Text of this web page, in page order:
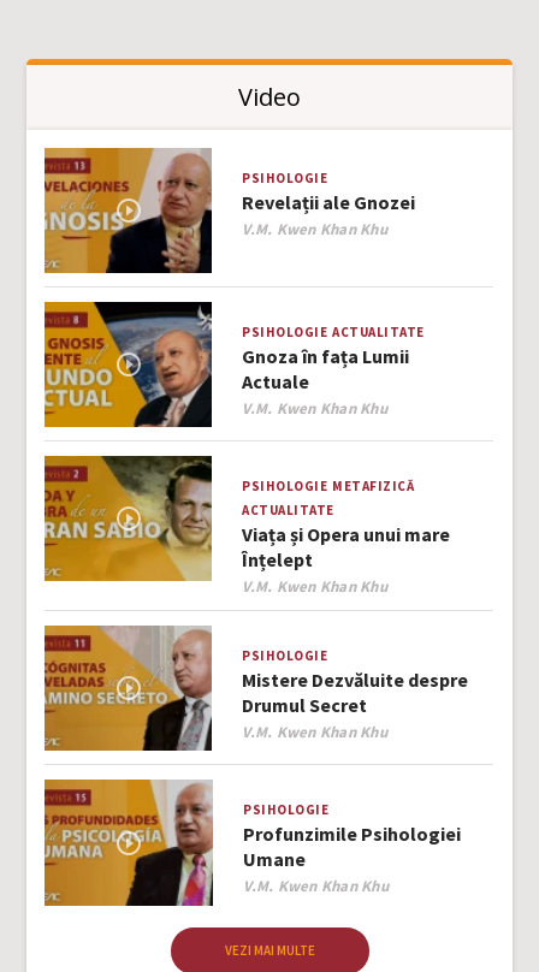
Video
PSIHOLOGIE
Revelații ale Gnozei
Author
V.M. Kwen Khan Khu
PSIHOLOGIE ACTUALITATE
Gnoza în fața Lumii
Actuale
Author
V.M. Kwen Khan Khu
PSIHOLOGIE METAFIZICĂ
ACTUALITATE
Viața și Opera unui mare
Înțelept
Author
V.M. Kwen Khan Khu
PSIHOLOGIE
Mistere Dezvăluite despre
Drumul Secret
Author
V.M. Kwen Khan Khu
PSIHOLOGIE
Profunzimile Psihologiei
Umane
Author
V.M. Kwen Khan Khu
VEZI MAI MULTE